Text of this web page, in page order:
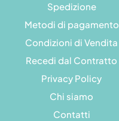
Spedizione
Metodi di pagamento
Condizioni di Vendita
Recedi dal Contratto
Privacy Policy
Chi siamo
Contatti